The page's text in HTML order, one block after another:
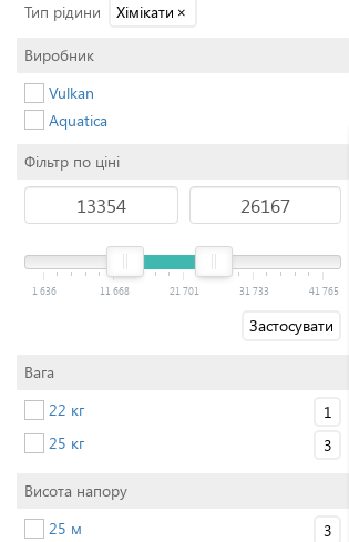
Тип рідини
Хімікати ×
Виробник
Vulkan
Aquatica
Фільтр по ціні
1 636 11 668 21 701 31 733 41 765
Застосувати
Вага
22 кг
1
25 кг
3
Висота напору
25 м
3